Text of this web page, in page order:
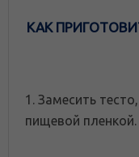
КАК
1. Замесить
пищевой пленкой.